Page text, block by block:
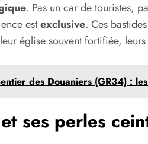
. Pas un car de touristes,
estexclusive. Ces
église souvent fortifiée,
des Douaniers (GR34) :
et ses perles